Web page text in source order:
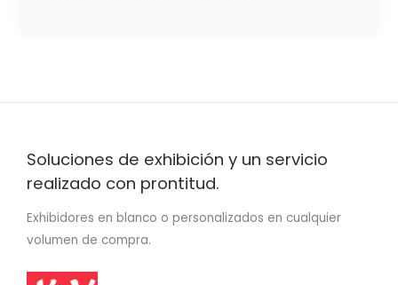
Soluciones de exhibición y un servicio
realizado con prontitud.
Exhibidores en blanco o personalizados en cualquier
volumen de compra.